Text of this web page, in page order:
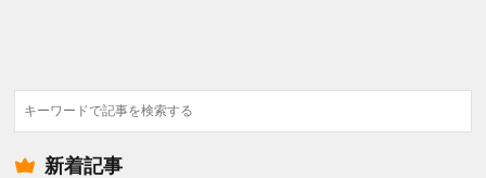
検
索
新着記事